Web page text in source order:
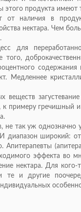
этого продукта имеют
от наличия в
нектара. Чем
для
того,
Медленнее
к примеру гречишный
не так уж однозначно
диапазон широкий:
Апитерапевты
эффекта во
нектара. Для
и другие